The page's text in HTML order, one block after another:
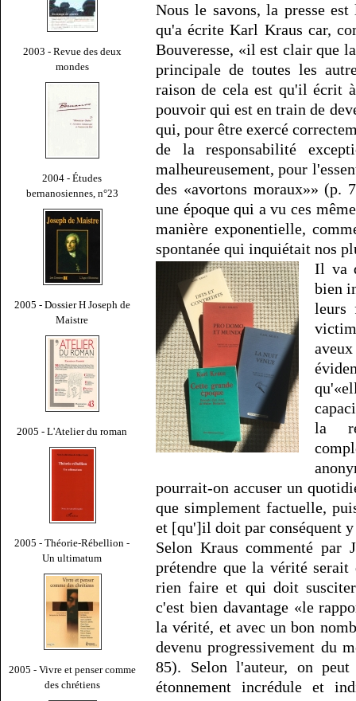
2003 - Revue des deux
mondes
2004 - Études
bernanosiennes, n°23
2005 - Dossier H Joseph de
Maistre
2005 - L'Atelier du roman
2005 - Théorie-Rébellion -
Un ultimatum
2005 - Vivre et penser comme
des chrétiens
Nous le savons, la presse
qu'a écrite Karl Kraus car,
Bouveresse, «il est clair que
principale de toutes les
raison de cela est qu'il écrit
pouvoir qui est en train de
qui, pour être exercé
de la responsabilité
malheureusement, pour
des «avortons moraux»» (p.
une époque qui a vu ces
manière exponentielle,
spontanée qui inquiétait nos
Il va
bien
leurs
la
pourrait-on accuser un
que simplement factuelle,
et [qu']il doit par conséquent
Selon Kraus commenté par
prétendre que la vérité
rien faire et qui doit
c'est bien davantage «le
la vérité, et avec un bon
devenu progressivement du
85). Selon l'auteur, on
étonnement incrédule et